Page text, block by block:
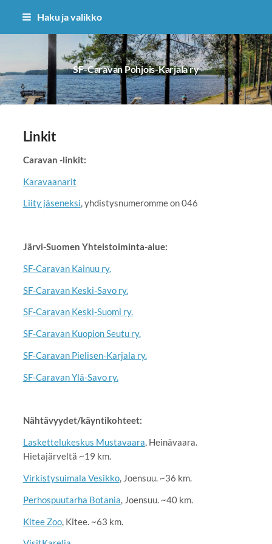
Siirry
Haku ja valikko
SF-Caravan Pohjois-Karjala ry
Linkit
Caravan -linkit:
Karavaanarit
Liity jäseneksi, yhdistysnumeromme on 046
Järvi-Suomen Yhteistoiminta-alue:
SF-Caravan Kainuu ry.
SF-Caravan Keski-Savo ry.
SF-Caravan Keski-Suomi ry.
SF-Caravan Kuopion Seutu ry.
SF-Caravan Pielisen-Karjala ry.
SF-Caravan Ylä-Savo ry.
Nähtävyydet/käyntikohteet:
Laskettelukeskus Mustavaara, Heinävaara.
Hietajärveltä ~19 km.
Virkistysuimala Vesikko, Joensuu. ~36 km.
Perhospuutarha Botania, Joensuu. ~40 km.
Kitee Zoo, Kitee. ~63 km.